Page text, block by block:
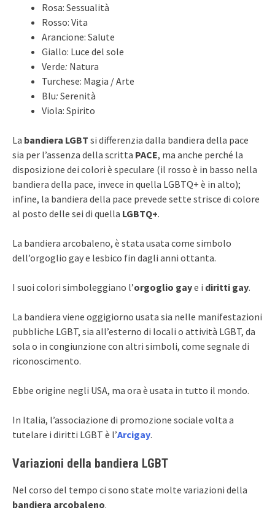
Rosa: Sessualità
Rosso: Vita
Arancione: Salute
Giallo: Luce del sole
Verde: Natura
Turchese: Magia / Arte
Blu: Serenità
Viola: Spirito
La bandiera LGBT si differenzia dalla bandiera della pace
sia per l’assenza della scritta PACE, ma anche perché la
disposizione dei colori è speculare (il rosso è in basso nella
bandiera della pace, invece in quella LGBTQ+ è in alto);
infine, la bandiera della pace prevede sette strisce di colore
al posto delle sei di quella LGBTQ+.
La bandiera arcobaleno, è stata usata come simbolo
dell’orgoglio gay e lesbico fin dagli anni ottanta.
I suoi colori simboleggiano l’orgoglio gaye i diritti gay.
La bandiera viene oggigiorno usata sia nelle manifestazioni
pubbliche LGBT, sia all’esterno di locali o attività LGBT, da
sola o in congiunzione con altri simboli, come segnale di
riconoscimento.
Ebbe origine negli USA, ma ora è usata in tutto il mondo.
In Italia, l’associazione di promozione sociale volta a
tutelare i diritti LGBT è l’Arcigay.
Variazioni della bandiera LGBT
Nel corso del tempo ci sono state molte variazioni della
bandiera arcobaleno.